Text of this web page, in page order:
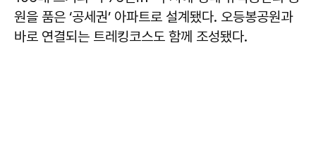
원을 품은 ‘공세권’ 아파트로 설계됐다. 오등봉공원과
바로 연결되는 트레킹코스도 함께 조성됐다.